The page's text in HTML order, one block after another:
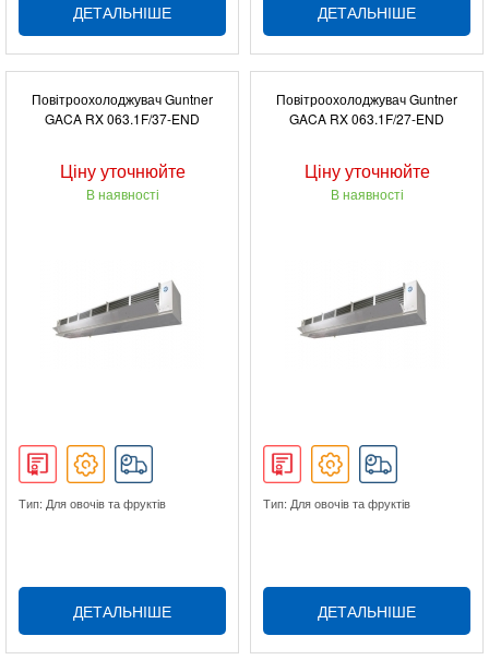
ДЕТАЛЬНІШЕ ДЕТАЛЬНІШЕ
Повітроохолоджувач Guntner
GACA RX 063.1F/37-END
Ціну уточнюйте
В наявності
Тип: Для овочів та фруктів
ДЕТАЛЬНІШЕ
Повітроохолоджувач Guntner
GACA RX 063.1F/27-END
Ціну уточнюйте
В наявності
Тип: Для овочів та фруктів
ДЕТАЛЬНІШЕ